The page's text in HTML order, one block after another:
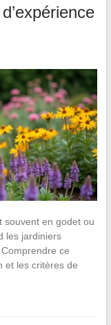
souvent en godet ou
les jardiniers
ce
et les critères de